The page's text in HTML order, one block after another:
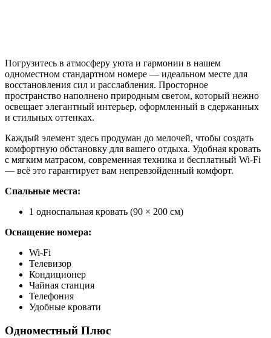
Погрузитесь в атмосферу уюта и гармонии в нашем
одноместном стандартном номере — идеальном месте для
восстановления сил и расслабления. Просторное
пространство наполнено природным светом, который нежно
освещает элегантный интерьер, оформленный в сдержанных
и стильных оттенках.
Каждый элемент здесь продуман до мелочей, чтобы создать
комфортную обстановку для вашего отдыха. Удобная кровать
с мягким матрасом, современная техника и бесплатный Wi-Fi
— всё это гарантирует вам непревзойденный комфорт.
Спальные места:
1 односпальная кровать (90 × 200 см)
Оснащение номера:
Wi-Fi
Телевизор
Кондиционер
Чайная станция
Телефония
Удобные кровати
Одноместный Плюс